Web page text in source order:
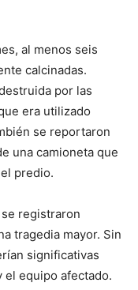
al menos seis
calcinadas.
por las
era utilizado
se reportaron
una camioneta que
predio.
registraron
tragedia mayor. Sin
significativas
el equipo afectado.